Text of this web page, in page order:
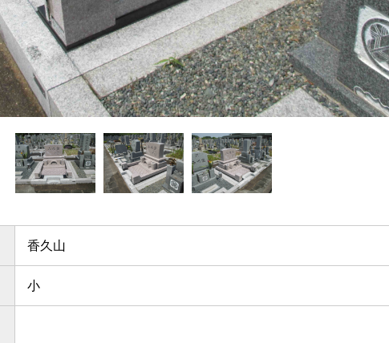
香久山
小